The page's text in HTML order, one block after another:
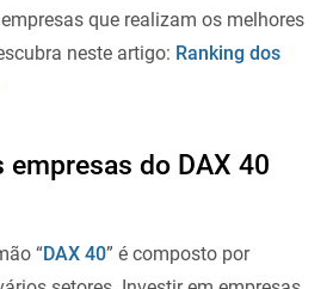
que realizam os melhores
neste artigo: Ranking dos
empresas do DAX 40
“DAX 40” é composto por